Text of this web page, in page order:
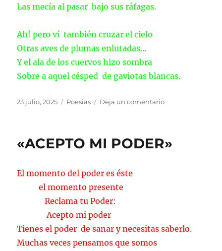
Las mecía al pasar bajo sus ráfagas.
Ah! pero ví también cruzar el cielo
Otras aves de plumas enlutadas…
Y el ala de los cuervos hizo sombra
Sobre a aquel césped de gaviotas blancas.
Publicado
23 julio, 2025 Categorías
Poesias Deja un comentarioen
«ACEPTO MI PODER»
El momento del poder es éste
el momento presente
Reclama tu Poder:
Acepto mi poder
Tienes el poder de sanar y necesitas saberlo.
Muchas veces pensamos que somos